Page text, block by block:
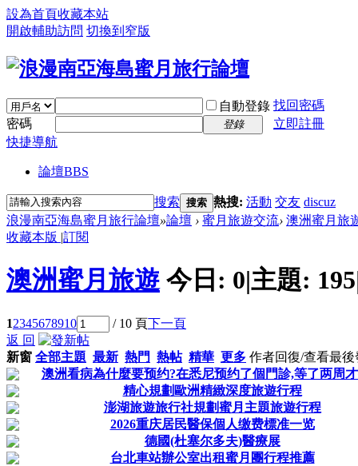
設為首頁收藏本站
開啟輔助訪問 切換到窄版
自動登錄 找回密碼
密碼
登錄
立即註冊
快捷導航
論壇BBS
搜索 搜索 熱搜: 活動 交友 discuz
浪漫南亞海島蜜月旅行論壇»論壇 › 蜜月旅遊交流› 澳洲蜜月旅
收藏本版 |訂閱
澳洲蜜月旅遊 今日: 0|主題: 195
12345678910 / 10 頁下一頁
返 回
新窗 全部主題 最新 熱門 熱帖 精華 更多 作者回復/查看最後
澳洲看病為什麼要预约?在悉尼预约了個門診,等了两周
精心規劃歐洲精緻深度旅遊行程
澎湖旅遊旅行社規劃蜜月主題旅遊行程
2026重庆居民醫保個人缴费標准一览
德國(杜塞尔多夫)醫療展
台北車站辦公室出租蜜月團行程推薦